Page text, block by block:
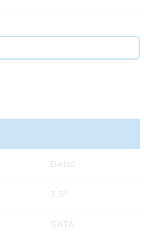
Belső
3,5"
SATA